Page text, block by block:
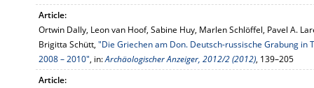
Article:
Ortwin Dally, Leon van Hoof, Sabine Huy, Marlen Schlöffel, Pavel A.
Brigitta Schütt, "Die Griechen am Don. Deutsch-russische Grabung in
2008 – 2010", in:Archäologischer Anzeiger, 2012/2 (2012), 139–205
Article: